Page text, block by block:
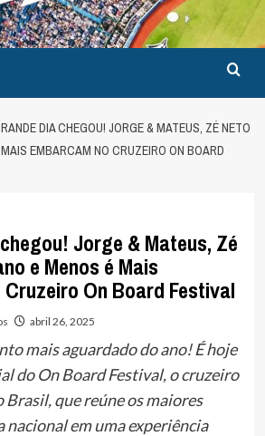
DIA CHEGOU! JORGE & MATEUS, ZÉ NETO
EMBARCAM NO CRUZEIRO ON BOARD
Jorge & Mateus, Zé
e Menos é Mais
On Board Festival
abril 26, 2025
mais aguardado do ano! É hoje
do On Board Festival, o cruzeiro
Brasil, que reúne os maiores
nacional em uma experiência